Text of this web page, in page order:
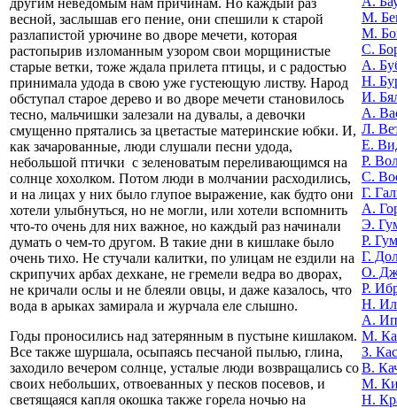
другим неведомым нам причинам. Но каждый раз
весной, заслышав его пение, они спешили к старой
разлапистой урючине во дворе мечети, которая
растопырив изломанным узором свои морщинистые
старые ветки, тоже ждала прилета птицы, и с радостью
принимала удода в свою уже густеющую листву. Народ
обступал старое дерево и во дворе мечети становилось
тесно, мальчишки залезали на дувалы, а девочки
смущенно прятались за цветастые материнские юбки. И,
как зачарованные, люди слушали песни удода,
небольшой птички с зеленоватым переливающимся на
солнце хохолком. Потом люди в молчании расходились,
и на лицах у них было глупое выражение, как будто они
хотели улыбнуться, но не могли, или хотели вспомнить
что-то очень для них важное, но каждый раз начинали
думать о чем-то другом. В такие дни в кишлаке было
очень тихо. Не стучали калитки, по улицам не ездили на
скрипучих арбах дехкане, не гремели ведра во дворах,
не кричали ослы и не блеяли овцы, и даже казалось, что
вода в арыках замирала и журчала еле слышно.
Годы проносились над затерянным в пустыне кишлаком.
Все также шуршала, осыпаясь песчаной пылью, глина,
заходило вечером солнце, усталые люди возвращались со
своих небольших, отвоеванных у песков посевов, и
светящаяся капля окошка также горела ночью на
М.
М.
С.
А.
Н.
И.
А.
Л.
Е.
Р.
С.
Г.
А.
Э.
Р.
Г.
О.
Р.
Н.
А.
М.
З.
В.
М.
Н.